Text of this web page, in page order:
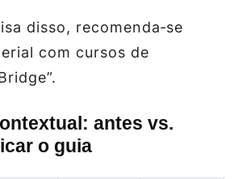
disso, recomenda‑se
com cursos de
antes vs.
o guia